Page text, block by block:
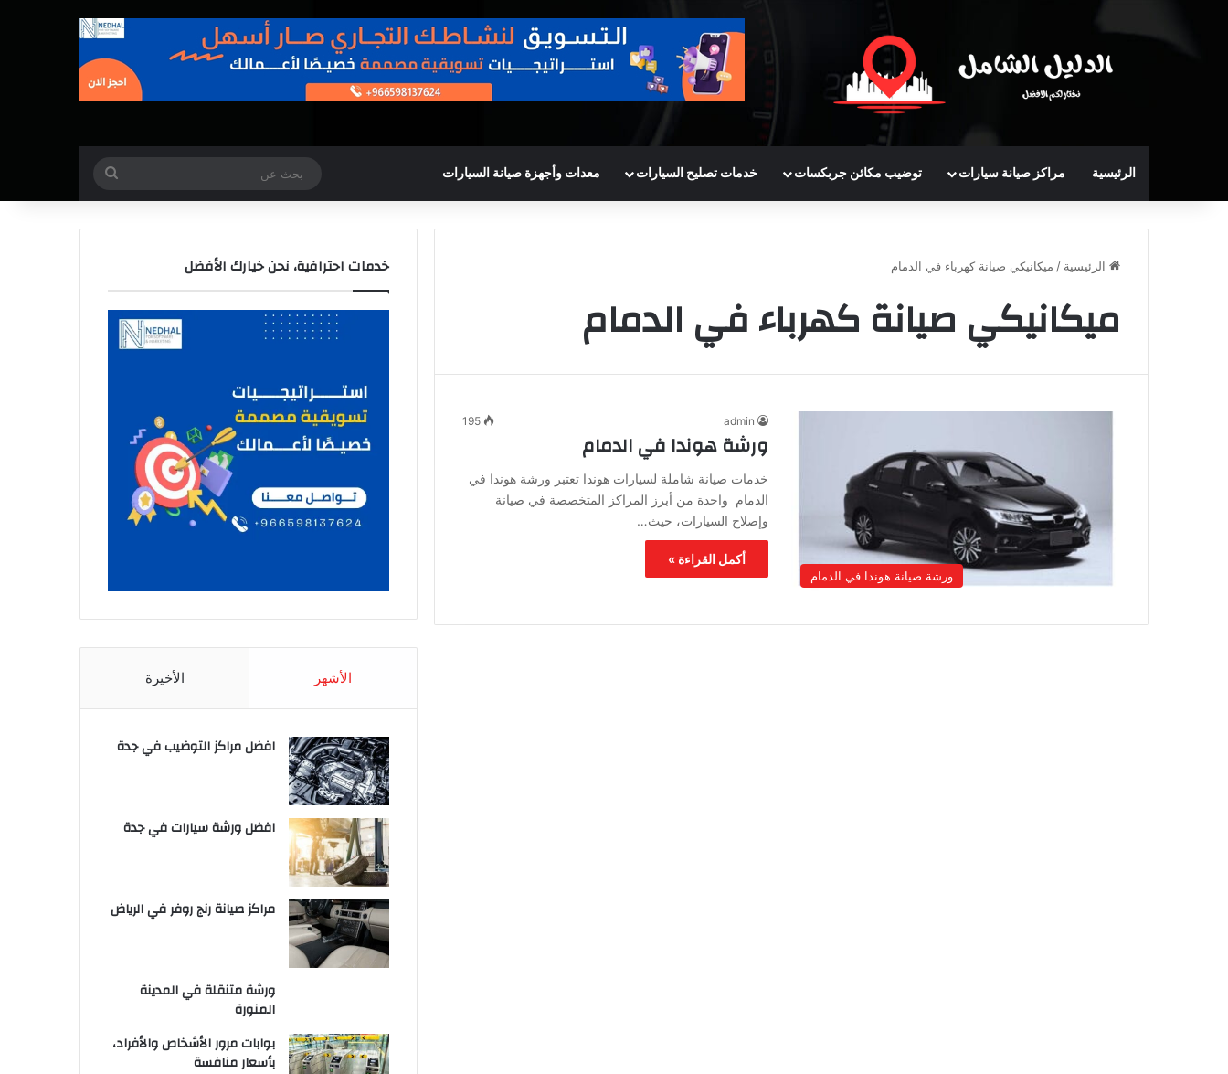
الرئيسية مراكز صيانة سيارات توضيب مكائن جربكسات خدمات تصليح السيارات معدات وأجهزة صيانة السيارات
عن
الرئيسية / ميكانيكي صيانة كهرباء في الدمام
ميكانيكي صيانة كهرباء في الدمام
ورشة صيانة هوندا في الدمام
admin
195
ورشة هوندا في الدمام
خدمات صيانة شاملة لسيارات هوندا تعتبر ورشة هوندا في
الدمام واحدة من أبرز المراكز المتخصصة في صيانة
وإصلاح السيارات، حيث…
أكمل القراءة »
خدمات احترافية، نحن خيارك الأفضل
الأشهر الأخيرة
افضل مراكز التوضيب في جدة
افضل ورشة سيارات في جدة
مراكز صيانة رنج روفر في الرياض
ورشة متنقلة في المدينة
المنورة
بوابات مرور الأشخاص والأفراد،
بأسعار منافسة